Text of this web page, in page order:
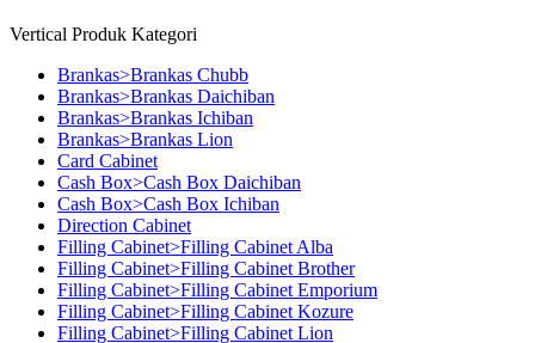
Vertical Produk Kategori
Brankas>Brankas Chubb
Brankas>Brankas Daichiban
Brankas>Brankas Ichiban
Brankas>Brankas Lion
Card Cabinet
Cash Box>Cash Box Daichiban
Cash Box>Cash Box Ichiban
Direction Cabinet
Filling Cabinet>Filling Cabinet Alba
Filling Cabinet>Filling Cabinet Brother
Filling Cabinet>Filling Cabinet Emporium
Filling Cabinet>Filling Cabinet Kozure
Filling Cabinet>Filling Cabinet Lion